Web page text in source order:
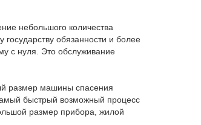
небольшого количества
государству обязанности и более
с нуля. Это обслуживание
размер машины спасения
быстрый возможный процесс
размер прибора, жилой